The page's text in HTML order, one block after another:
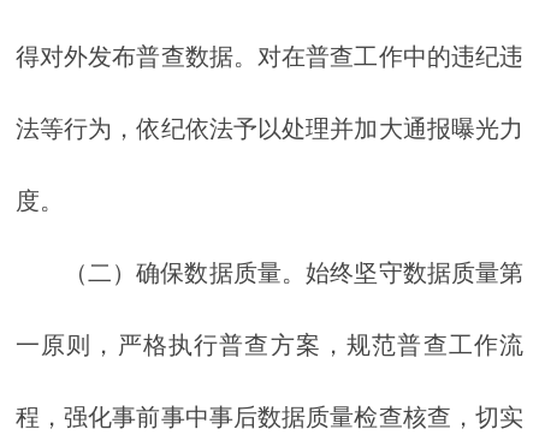
得对外发布普查数据。对在普查工作中的违纪违
法等行为，依纪依法予以处理并加大通报曝光力
度。
（二）确保数据质量。始终坚守数据质量第
一原则，严格执行普查方案，规范普查工作流
程，强化事前事中事后数据质量检查核查，切实